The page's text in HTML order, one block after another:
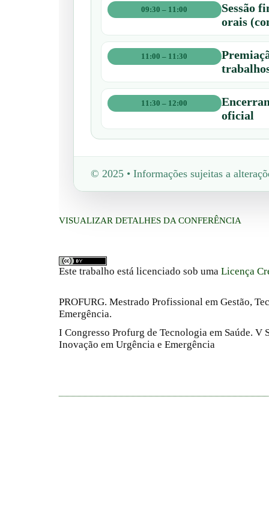
09:30 – 11:00
Sessão
orais
11:00 – 11:30
11:30 – 12:00
oficial
© 2025 • Informações sujeitas a
VISUALIZAR DETALHES DA CONFERÊNCIA
Este trabalho está licenciado sob uma Licença
PROFURG. Mestrado Profissional em Gestão,
Emergência.
I Congresso Profurg de Tecnologia em Saúde. V
Inovação em Urgência e Emergência